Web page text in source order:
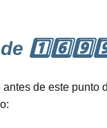
de este punto